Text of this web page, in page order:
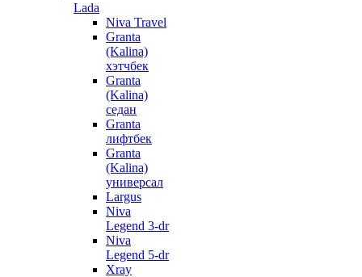
Lada
Niva Travel
Granta
(Kalina)
хэтчбек
Granta
(Kalina)
седан
Granta
лифтбек
Granta
(Kalina)
универсал
Largus
Niva
Legend 3-dr
Niva
Legend 5-dr
Xray